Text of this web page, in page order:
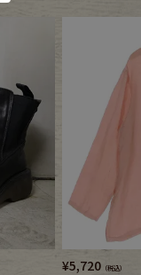
¥5,720 （税込）